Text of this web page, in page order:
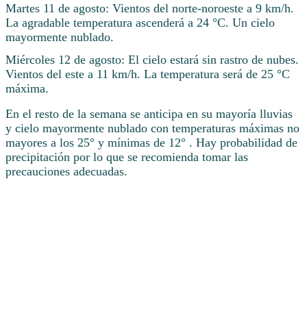
Martes 11 de agosto: Vientos del norte-noroeste a 9 km/h.
La agradable temperatura ascenderá a 24 °C. Un cielo
mayormente nublado.
Miércoles 12 de agosto: El cielo estará sin rastro de nubes.
Vientos del este a 11 km/h. La temperatura será de 25 °C
máxima.
En el resto de la semana se anticipa en su mayoría lluvias
y cielo mayormente nublado con temperaturas máximas no
mayores a los 25° y mínimas de 12° . Hay probabilidad de
precipitación por lo que se recomienda tomar las
precauciones adecuadas.